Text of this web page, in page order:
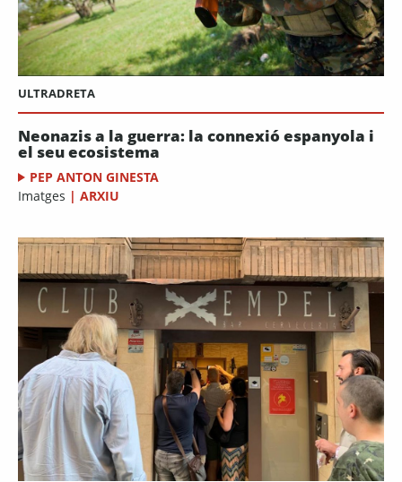
ULTRADRETA
Neonazis a la guerra: la connexió espanyola i
el seu ecosistema
PEP ANTON GINESTA
Imatges | ARXIU